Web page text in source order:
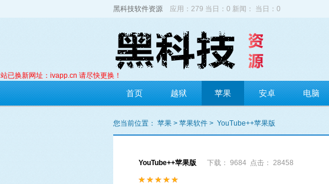
黑科技软件资源 应用：279 当日：0 新闻： 当日：0
网址：ivapp.cn 请尽快更换！
首页 越狱 苹果 安卓 电脑
您当前位置： 苹果 > 苹果软件 > YouTube++苹果版
YouTube++苹果版 下载： 9684 点击： 28458